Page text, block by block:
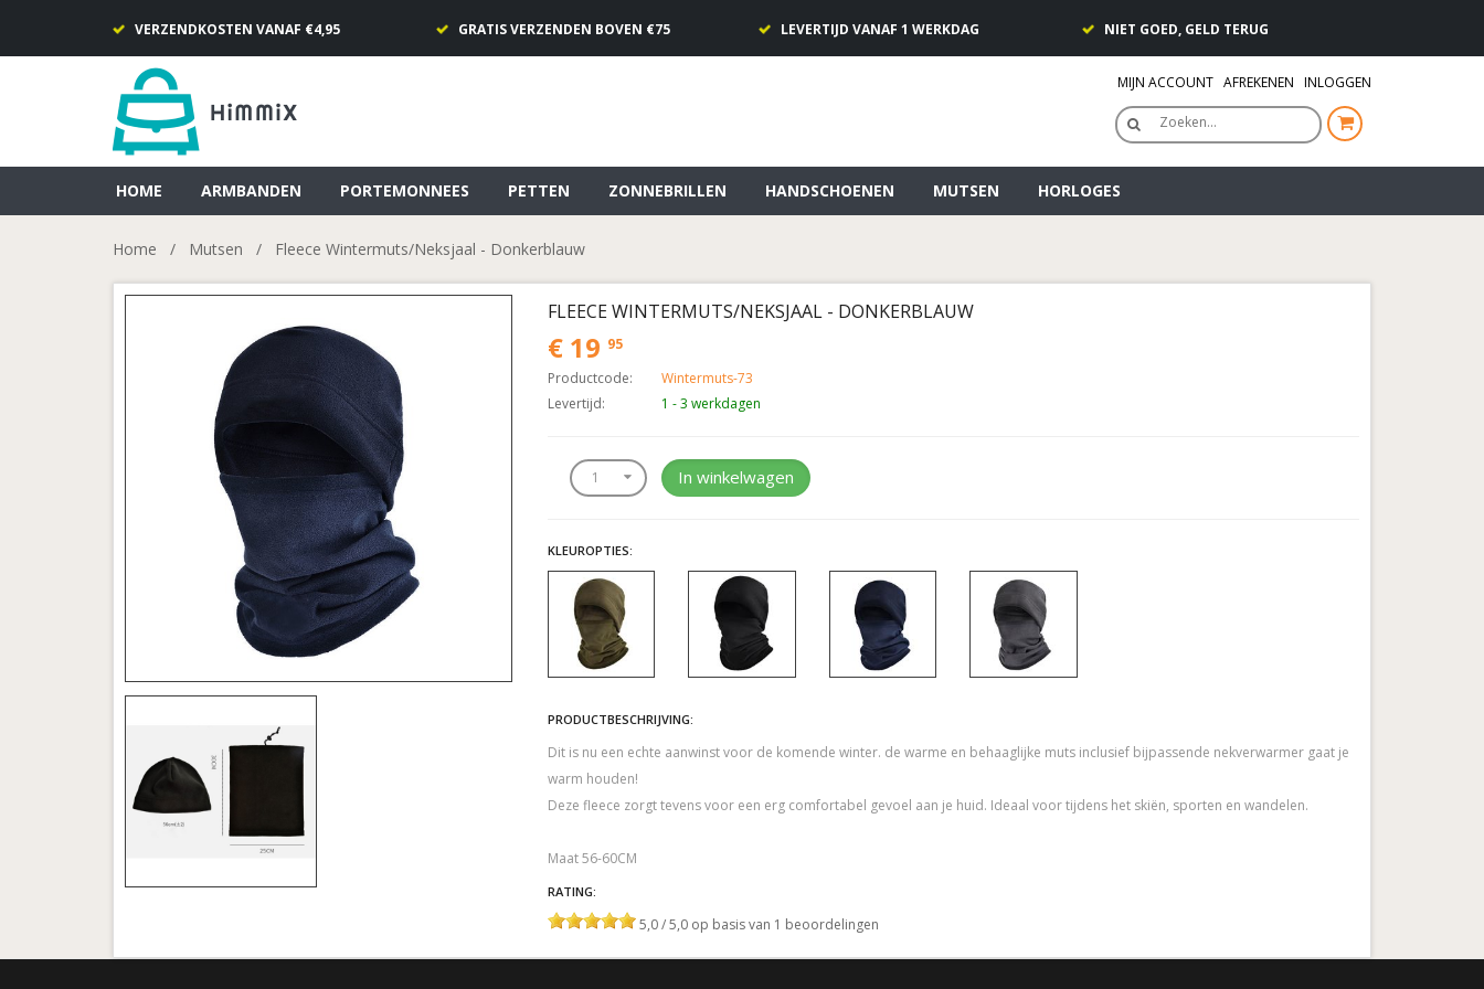
VERZENDKOSTEN VANAF €4,95 GRATIS VERZENDEN BOVEN €75 LEVERTIJD VANAF 1 WERKDAG NIET GOED, GELD TERUG
MIJN ACCOUNT AFREKENEN INLOGGEN
Zoeken…
HOME ARMBANDEN PORTEMONNEES PETTEN ZONNEBRILLEN HANDSCHOENEN MUTSEN HORLOGES
Home / Mutsen / Fleece Wintermuts/Neksjaal - Donkerblauw
FLEECE WINTERMUTS/NEKSJAAL - DONKERBLAUW
€ 19 95
Productcode:
Wintermuts-73
Levertijd:
1 - 3 werkdagen
In winkelwagen
KLEUROPTIES:
PRODUCTBESCHRIJVING:
Dit is nu een echte aanwinst voor de komende winter. de warme en behaaglijke muts inclusief bijpassende nekverwarmer gaat je
warm houden!
Deze fleece zorgt tevens voor een erg comfortabel gevoel aan je huid. Ideaal voor tijdens het skiën, sporten en wandelen.
Maat 56-60CM
RATING:
5,0 / 5,0 op basis van 1 beoordelingen